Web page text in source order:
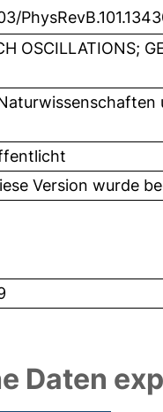
OSCILLATIONS;
Version wurde
Daten